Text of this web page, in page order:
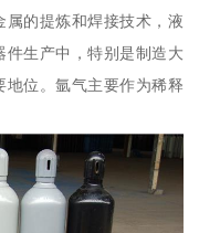
属的提炼和焊接技术，液
件生产中，特别是制造大
地位。氩气主要作为稀释